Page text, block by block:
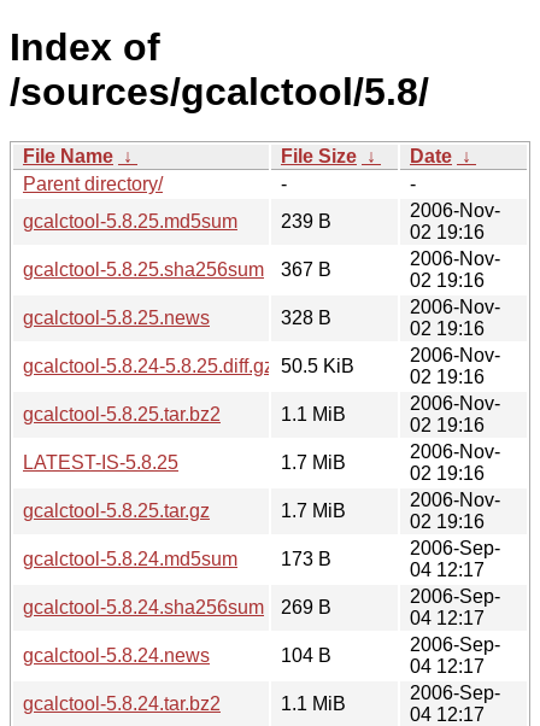
Index of
/sources/gcalctool/5.8/
File Name ↓ File Size ↓ Date ↓
Parent directory/
-
-
gcalctool-5.8.25.md5sum
239 B
2006-Nov-
02 19:16
gcalctool-5.8.25.sha256sum
367 B
2006-Nov-
02 19:16
gcalctool-5.8.25.news
328 B
2006-Nov-
02 19:16
gcalctool-5.8.24-5.8.25.diff.gz 50.5 KiB
2006-Nov-
02 19:16
gcalctool-5.8.25.tar.bz2
1.1 MiB
2006-Nov-
02 19:16
LATEST-IS-5.8.25
1.7 MiB
2006-Nov-
02 19:16
gcalctool-5.8.25.tar.gz
1.7 MiB
2006-Nov-
02 19:16
gcalctool-5.8.24.md5sum
173 B
2006-Sep-
04 12:17
gcalctool-5.8.24.sha256sum
269 B
2006-Sep-
04 12:17
gcalctool-5.8.24.news
104 B
2006-Sep-
04 12:17
gcalctool-5.8.24.tar.bz2
1.1 MiB
2006-Sep-
04 12:17